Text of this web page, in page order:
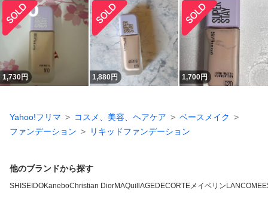
1,730円 1,880円 1,700円
Yahoo!フリマ コスメ、美容、ヘアケア
ベースメイク
ファンデーション
リキッドファンデーション
他のブランドから探す
SHISEIDOKaneboChristian DiorMAQuillAGEDECORTEメイベリン LANCOME